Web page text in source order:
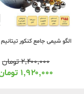
الگو موج آزمون شیمی
۱,۹۵۰,۰۰۰تومان
۱,۵۶۰,۰۰۰